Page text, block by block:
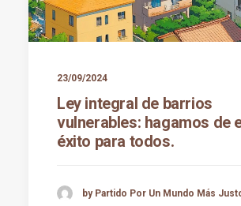
23/09/2024
Ley integral de barrios
vulnerables: hagamos de
éxito para todos.
by Partido Por Un Mundo Más